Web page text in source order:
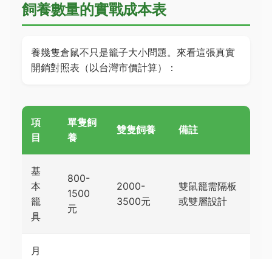
飼養數量的實戰成本表
養幾隻倉鼠不只是籠子大小問題。來看這張真實
開銷對照表（以台灣市價計算）：
項
目
單隻飼
養
雙隻飼養 備註
基
本
籠
具
800-
1500
元
2000-
3500元
雙鼠籠需隔板
或雙層設計
月